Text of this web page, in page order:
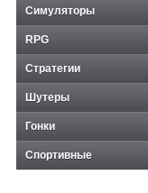
Симуляторы
RPG
Стратегии
Шутеры
Гонки
Спортивные